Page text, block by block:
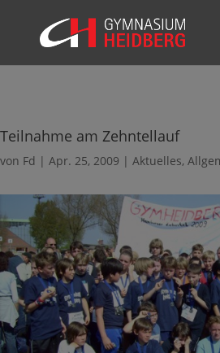
Teilnahme am Zehntellauf
von Fd | Apr. 25, 2009 | Aktuelles,